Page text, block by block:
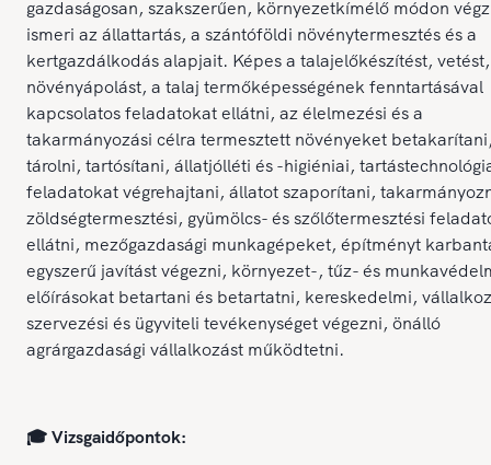
gazdaságosan, szakszerűen, környezetkímélő módon
ismeri az állattartás, a szántóföldi növénytermesztés és a
kertgazdálkodás alapjait. Képes a talajelőkészítést, vetést,
növényápolást, a talaj termőképességének fenntartásával
kapcsolatos feladatokat ellátni, az élelmezési és a
takarmányozási célra termesztett növényeket
tárolni, tartósítani, állatjólléti és -higiéniai,
feladatokat végrehajtani, állatot szaporítani,
zöldségtermesztési, gyümölcs- és szőlőtermesztési
ellátni, mezőgazdasági munkagépeket, építményt
egyszerű javítást végezni, környezet-, tűz- és
előírásokat betartani és betartatni, kereskedelmi,
szervezési és ügyviteli tevékenységet végezni, önálló
agrárgazdasági vállalkozást működtetni.
🎓 Vizsgaidőpontok: